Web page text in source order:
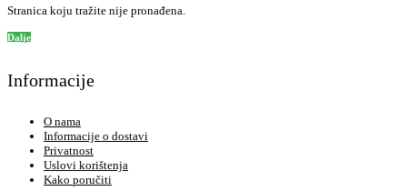
Stranica koju tražite nije pronađena.
Dalje
Informacije
O nama
Informacije o dostavi
Privatnost
Uslovi korištenja
Kako poručiti